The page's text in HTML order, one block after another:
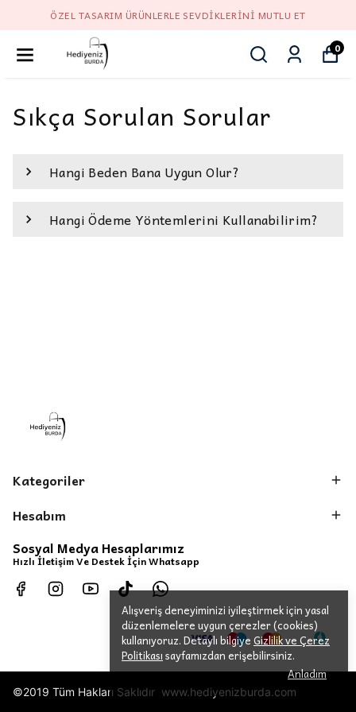
ÖZEL TASARIM ÜRÜNLERLE SEVDIKLERINI MUTLU ET
0
Alışveriş deneyiminizi iyileştirmek için yasal
düzenlemelere uygun çerezler (cookies)
kullanıyoruz. Detaylı bilgiyeGizlilik ve Çerez
Politikasısayfamızdan erişebilirsiniz.
Anladım
Sıkça Sorulan Sorular
Hangi Beden Bana Uygun Olur?
Hangi Ödeme Yöntemlerini Kullanabilirim?
Kategoriler
Hesabım
Sosyal Medya Hesaplarımız
Hızlı İletişim Ve Destek İçin Whatsapp
©2019 Tüm Hakları Saklıdır www.hediyenizburda.com